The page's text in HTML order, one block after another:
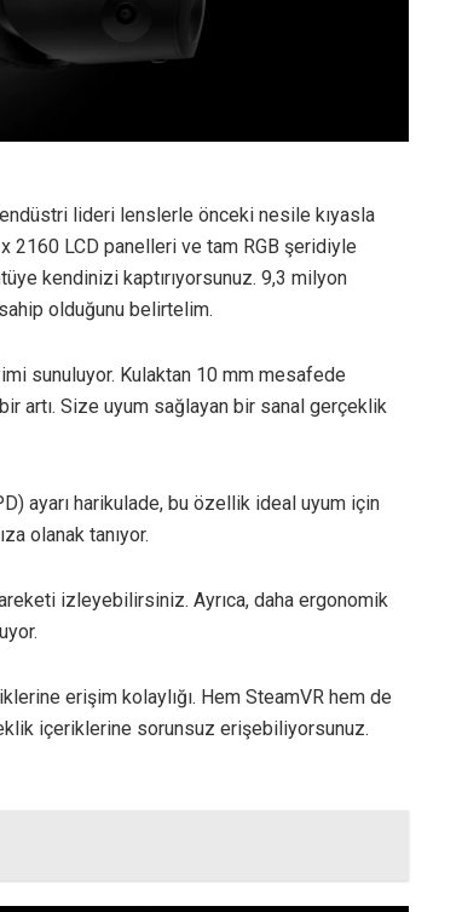
lideri lenslerle önceki nesile kıyasla
2160 LCD panelleri ve tam RGB şeridiyle
kendinizi kaptırıyorsunuz. 9,3 milyon
olduğunu belirtelim.
sunuluyor. Kulaktan 10 mm mesafede
artı. Size uyum sağlayan bir sanal gerçeklik
ayarı harikulade, bu özellik ideal uyum için
olanak tanıyor.
izleyebilirsiniz. Ayrıca, daha ergonomik
erişim kolaylığı. Hem SteamVR hem de
içeriklerine sorunsuz erişebiliyorsunuz.